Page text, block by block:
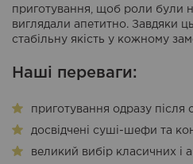
приготування, щоб роли були
виглядали апетитно. Завдяки
стабільну якість у кожному
Наші переваги:
приготування одразу
досвідчені суші-шефи та
великий вибір класичних і